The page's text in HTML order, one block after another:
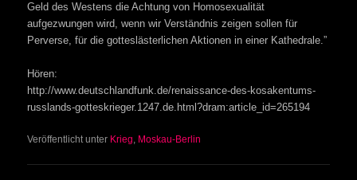
Geld des Westens die Achtung von Homosexualität
aufgezwungen wird, wenn wir Verständnis zeigen sollen für
Perverse, für die gotteslästerlichen Aktionen in einer Kathedrale.”
Hören:
http://www.deutschlandfunk.de/renaissance-des-kosakentums-
russlands-gotteskrieger.1247.de.html?dram:article_id=265194
Veröffentlicht unter Krieg, Moskau-Berlin